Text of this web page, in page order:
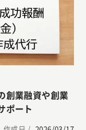
創業融資や創業
ポート